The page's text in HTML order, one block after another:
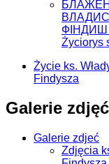
ФІНДИШ
Życiorys
Życie ks.
Findysza
Galerie zdjęć
Galerie zdjeć
Zdjęcia